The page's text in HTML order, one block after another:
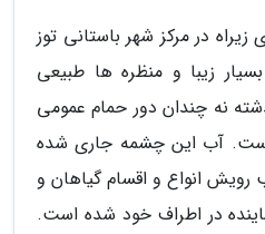
در مرکز شهر باستانی توز
زیبا و منظره ها طبیعی
نه چندان دور حمام عمومی
است. آب این چشمه جاری شده
انواع و اقسام گیاهان و
در اطراف خود شده است.